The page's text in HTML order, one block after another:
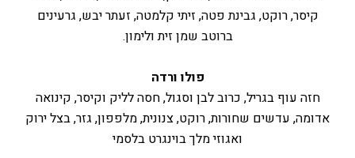
קיסר, רוקט, גבינת פטה, זיתי קלמטה, זעתר יבש, גרעינים
ברוטב שמן זית ולימון.
פולו ורדה
חזה עוף בגריל, כרוב לבן וסגול, חסה לליק וקיסר, קינואה
אדומה, עדשים שחורות, רוקט, צנונית, מלפפון, גזר, בצל ירוק
ואגוזי מלך בוינגרט בלסמי